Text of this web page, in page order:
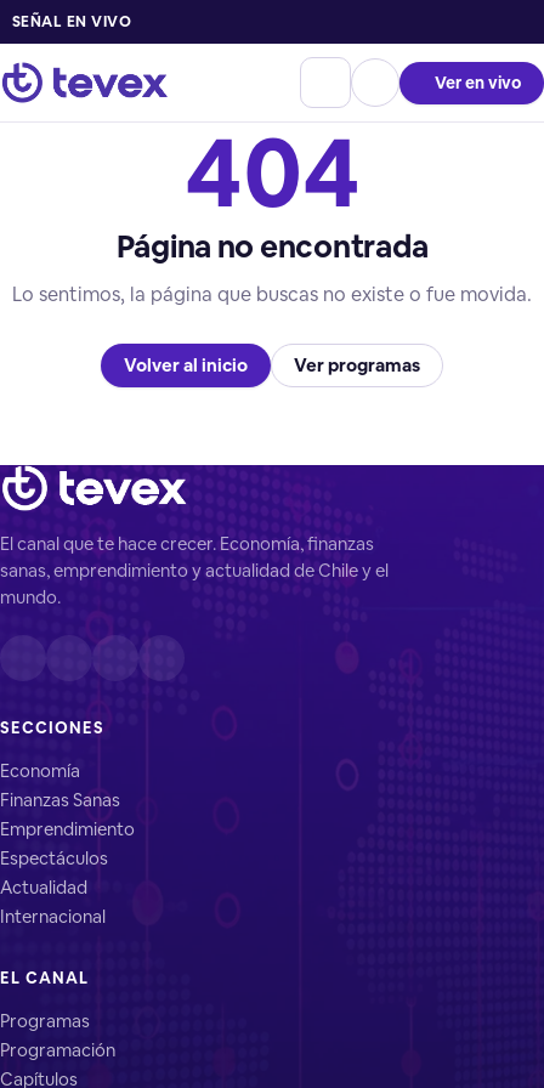
SEÑAL EN VIVO
Ver en vivo
404
Página no encontrada
Lo sentimos, la página que buscas no existe o fue movida.
Volver al inicio Ver programas
El canal que te hace crecer. Economía, finanzas
sanas, emprendimiento y actualidad de Chile y el
mundo.
SECCIONES
Economía
Finanzas Sanas
Emprendimiento
Espectáculos
Actualidad
Internacional
EL CANAL
Programas
Programación
Capítulos